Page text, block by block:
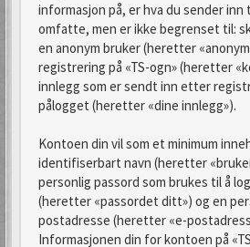
informasjon på, er hva du sender inn
omfatte, men er ikke begrenset til:
en anonym bruker (heretter
registrering på «TS-ogn» (heretter
innlegg som er sendt inn etter
pålogget (heretter «dine innlegg»).
Kontoen din vil som et minimum
identifiserbart navn (heretter
personlig passord som brukes til å
(heretter «passordet ditt») og en
postadresse (heretter «e-
Informasjonen din for kontoen på